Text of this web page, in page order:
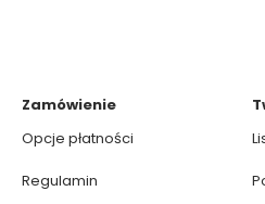
Zamówienie
Opcje płatności
Regulamin